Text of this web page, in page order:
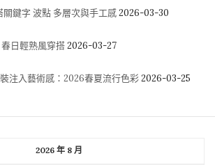
關鍵字 波點 多層次與手工感 2026-03-30
春日輕熟風穿搭 2026-03-27
注入藝術感：2026春夏流行色彩 2026-03-25
2026 年 8 月